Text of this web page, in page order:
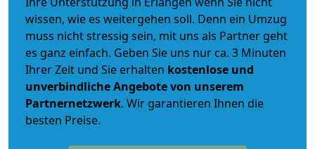
wissen, wie es weitergehen soll. Denn ein Umzug
muss nicht stressig sein, mit uns als Partner geht
es ganz einfach. Geben Sie uns nur ca. 3 Minuten
Ihrer Zeit und Sie erhalten kostenlose und
unverbindlicheAngebote von unserem
Partnernetzwerk. Wir garantieren Ihnen die
besten Preise.